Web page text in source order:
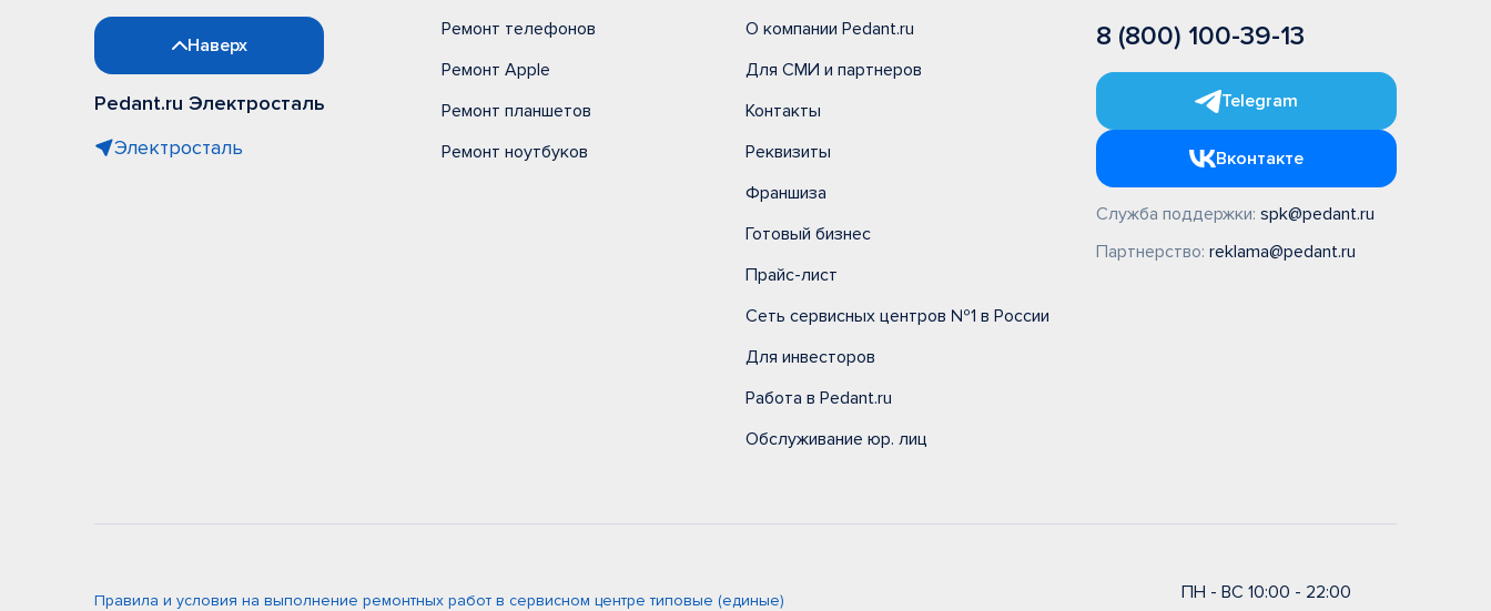
Наверх
Pedant.ru Электросталь
Электросталь
Ремонт телефонов
Ремонт Apple
Ремонт планшетов
Ремонт ноутбуков
О компании Pedant.ru
Для СМИ и партнеров
Контакты
Реквизиты
Франшиза
Готовый бизнес
Прайс-лист
Сеть сервисных центров №1 в России
Для инвесторов
Работа в Pedant.ru
Обслуживание юр. лиц
8 (800) 100-39-13
Telegram
Вконтакте
Служба поддержки: spk@pedant.ru
Партнерство: reklama@pedant.ru
ПН - ВС 10:00 - 22:00
Правила и условия на выполнение ремонтных работ в сервисном центре типовые (единые)